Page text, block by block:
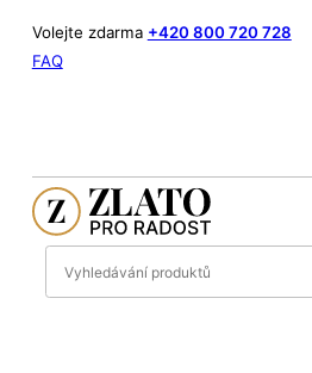
Volejte zdarma +420 800 720 728
FAQ